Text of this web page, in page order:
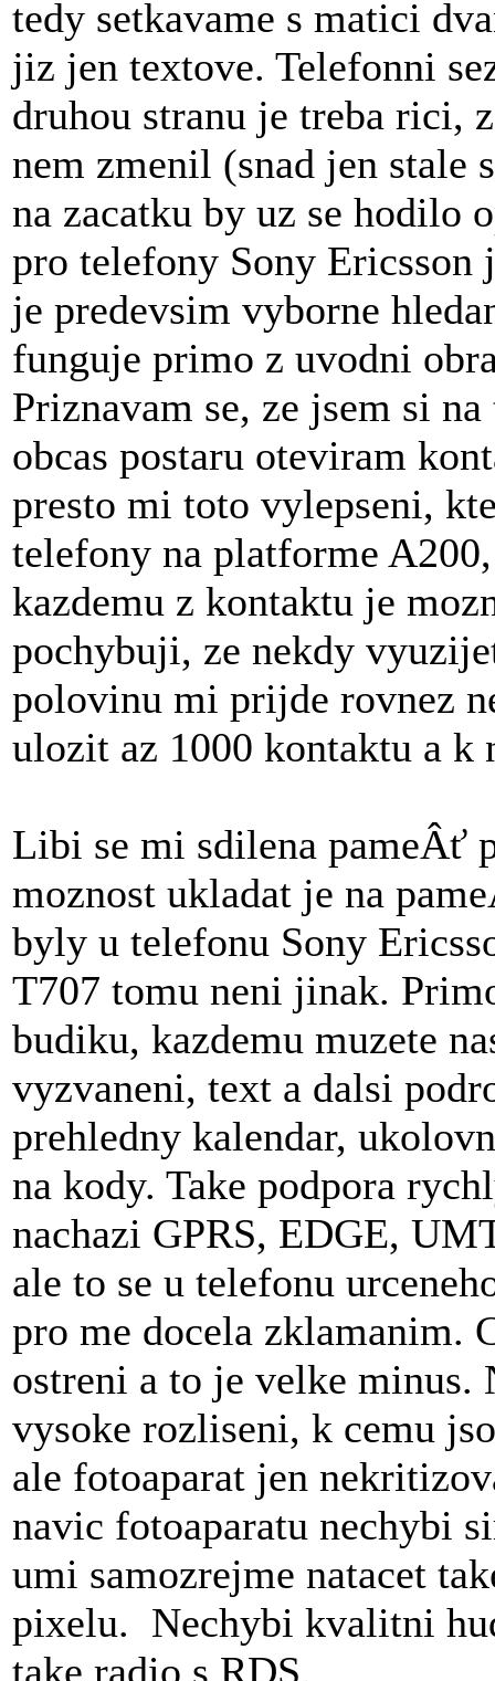
tedy setkavame s matici
jiz jen textove. Telefonni
druhou stranu je treba rici,
nem zmenil (snad jen stale
na zacatku by uz se hodilo
pro telefony Sony Ericsson
je predevsim vyborne
funguje primo z uvodni
Priznavam se, ze jsem si
obcas postaru oteviram
presto mi toto vylepseni,
telefony na platforme
kazdemu z kontaktu je
pochybuji, ze nekdy
polovinu mi prijde rovnez
ulozit az 1000 kontaktu a
Libi se mi sdilena pameÂť
moznost ukladat je na
byly u telefonu Sony
T707 tomu neni jinak.
budiku, kazdemu muzete
vyzvaneni, text a dalsi
prehledny kalendar,
na kody. Take podpora
nachazi GPRS, EDGE,
ale to se u telefonu
pro me docela zklamanim.
ostreni a to je velke minus.
vysoke rozliseni, k cemu
ale fotoaparat jen
navic fotoaparatu nechybi
umi samozrejme natacet
pixelu. Nechybi kvalitni
take radio s RDS.